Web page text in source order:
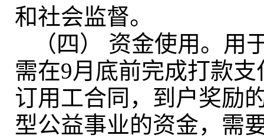
和社会监督。
（四） 资金使用。 用
需在9月底前完成打款支
订用工合同，到户奖励
型公益事业的资金，需